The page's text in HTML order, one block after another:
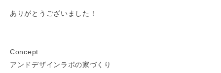
ありがとうございました！
Concept
アンドデザインラボの家づくり